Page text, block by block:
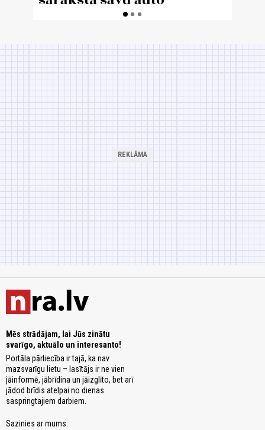
Mēs strādājam, lai Jūs zinātu
svarīgo, aktuālo un interesanto!
Portāla pārliecība ir tajā, ka nav
mazsvarīgu lietu – lasītājs ir ne vien
jāinformē, jābrīdina un jāizglīto, bet arī
jādod brīdis atelpai no dienas
saspringtajiem darbiem.
Sazinies ar mums: